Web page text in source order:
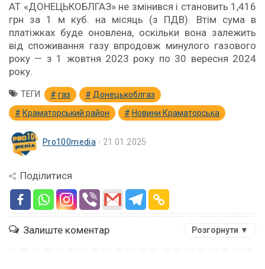
АТ «ДОНЕЦЬКОБЛГАЗ» не змінився і становить 1,416
грн за 1 м куб. на місяць (з ПДВ). Втім сума в
платіжках буде оновлена, оскільки вона залежить
від споживання газу впродовж минулого газового
року — з 1 жовтня 2023 року по 30 вересня 2024
року.
ТЕГИ газ
Донецькоблгаз
Краматорський район
Новини Краматорська
Pro100media 21.01.2025
Поділитися
Залиште коментар Розгорнути ▼